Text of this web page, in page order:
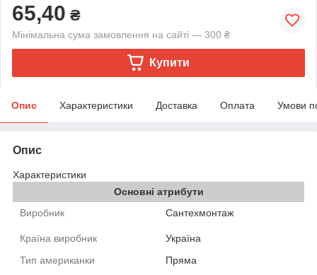
65,40 ₴
Мінімальна сума замовлення на сайті — 300 ₴
Купити
Опис Характеристики Доставка Оплата Умови
Опис
Характеристики
Основні атрибути
Виробник
Сантехмонтаж
Країна виробник
Україна
Тип американки
Пряма